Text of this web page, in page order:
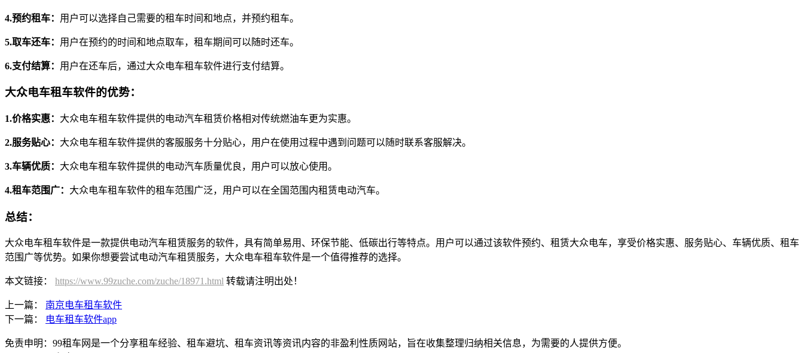
4.预约租车： 用户可以选择自己需要的租车时间和地点，并预约租车。
5.取车还车： 用户在预约的时间和地点取车，租车期间可以随时还车。
6.支付结算： 用户在还车后，通过大众电车租车软件进行支付结算。
大众电车租车软件的优势：
1.价格实惠： 大众电车租车软件提供的电动汽车租赁价格相对传统燃油车更为实惠。
2.服务贴心： 大众电车租车软件提供的客服服务十分贴心，用户在使用过程中遇到问题可以随时联系客服解决。
3.车辆优质： 大众电车租车软件提供的电动汽车质量优良，用户可以放心使用。
4.租车范围广： 大众电车租车软件的租车范围广泛，用户可以在全国范围内租赁电动汽车。
总结：
大众电车租车软件是一款提供电动汽车租赁服务的软件，具有简单易用、环保节能、低碳出行等特点。用户可以通过该软件预约、租赁大众电车，享受价格实惠、服务贴心、车辆优质、租车
范围广等优势。如果你想要尝试电动汽车租赁服务，大众电车租车软件是一个值得推荐的选择。
本文链接： https://www.99zuche.com/zuche/18971.html 转载请注明出处！
上一篇： 南京电车租车软件
下一篇：
电车租车软件app
免责申明：99租车网是一个分享租车经验、租车避坑、租车资讯等资讯内容的非盈利性质网站，旨在收集整理归纳相关信息，为需要的人提供方便。